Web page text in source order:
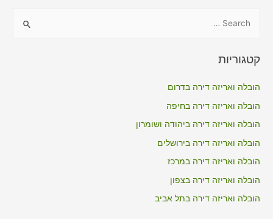
r
o
r
:
קטגוריות
הובלה ואריזה דירה בדרום
הובלה ואריזה דירה בחיפה
הובלה ואריזה דירה ביהודה ושומרון
הובלה ואריזה דירה בירושלים
הובלה ואריזה דירה במרכז
הובלה ואריזה דירה בצפון
הובלה ואריזה דירה בתל אביב